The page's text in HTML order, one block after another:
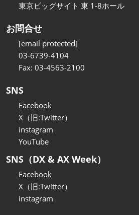
東京ビッグサイト 東 1-8ホール
お問合せ
[email protected]
03-6739-4104
Fax: 03-4563-2100
SNS
Facebook
X（旧:Twitter）
instagram
YouTube
SNS（DX & AX Week）
Facebook
X（旧:Twitter）
instagram